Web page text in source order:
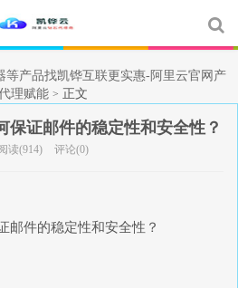
等产品找凯铧互联更实惠-阿里云官网产
理赋能 > 正文
保证邮件的稳定性和安全性？
读(914) 评论(0)
邮件的稳定性和安全性？